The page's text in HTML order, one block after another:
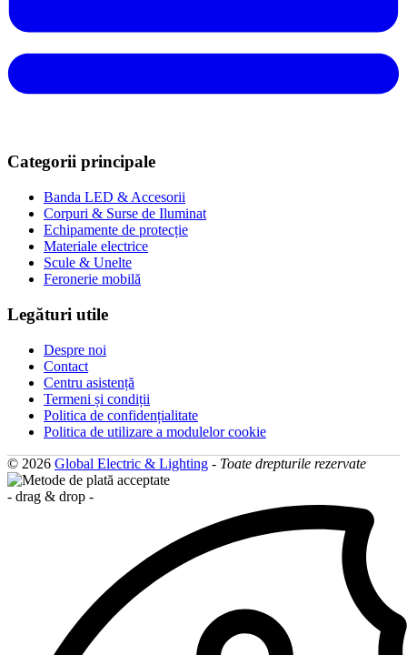
Categorii principale
Banda LED & Accesorii
Corpuri & Surse de Iluminat
Echipamente de protecție
Materiale electrice
Scule & Unelte
Feronerie mobilă
Legături utile
Despre noi
Contact
Centru asistență
Termeni și condiții
Politica de confidențialitate
Politica de utilizare a modulelor cookie
© 2026 Global Electric & Lighting - Toate drepturile rezervate
- drag & drop -